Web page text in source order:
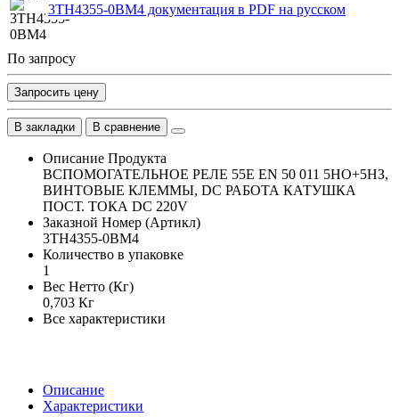
3TH4355-0BM4 документация в PDF на русском
По запросу
Запросить цену
В закладки В сравнение
Описание Продукта
ВСПОМОГАТЕЛЬНОЕ РЕЛЕ 55E EN 50 011 5НО+5НЗ,
ВИНТОВЫЕ КЛЕММЫ, DC РАБОТА КАТУШКА
ПОСТ. ТОКА DC 220V
Заказной Номер (Артикл)
3TH4355-0BM4
Количество в упаковке
1
Вес Нетто (Кг)
0,703 Кг
Все характеристики
Описание
Характеристики